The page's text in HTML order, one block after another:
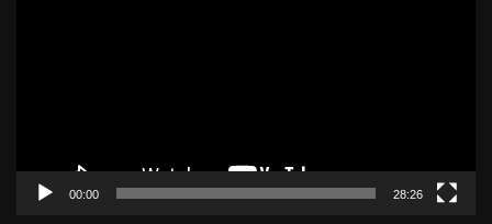
00:00 28:26